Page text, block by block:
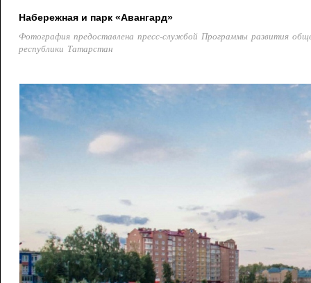
Набережная и парк «Авангард»
Фотография предоставлена пресс-службой Программы развития
республики Татарстан